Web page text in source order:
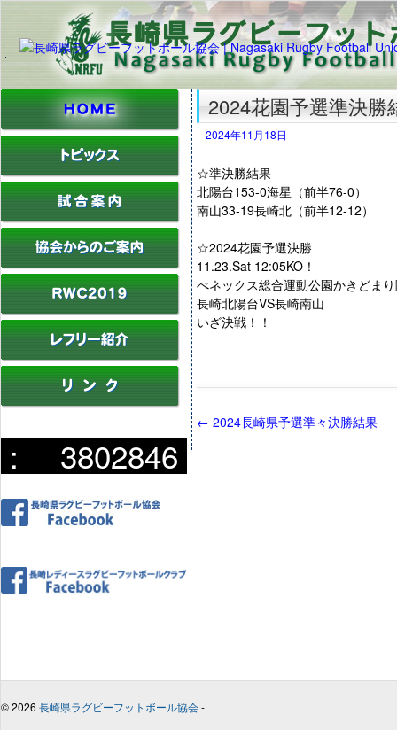
3802846
:
2024花園予選準決勝
2024年11月18日
☆準決勝結果
北陽台153-0海星（前半76-0）
南山33-19長崎北（前半12-12）
☆2024花園予選決勝
11.23.Sat 12:05KO！
べネックス総合運動公園かきどま
長崎北陽台VS長崎南山
いざ決戦！！
← 2024長崎県予選準々決勝結果
© 2026 長崎県ラグビーフットボール協会-